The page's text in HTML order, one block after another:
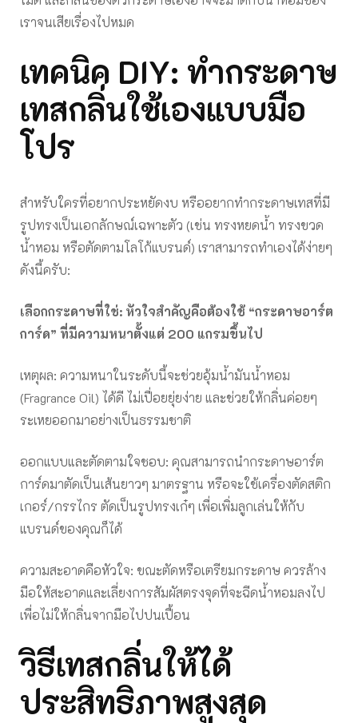
เราจนเสียเรื่องไปหมด
เทคนิค DIY: ทำกระดาษ
เทสกลิ่นใช้เองแบบมือ
โปร
สำหรับใครที่อยากประหยัดงบ หรืออยากทำกระดาษเทสที่มี
รูปทรงเป็นเอกลักษณ์เฉพาะตัว (เช่น ทรงหยดน้ำ ทรงขวด
น้ำหอม หรือตัดตามโลโก้แบรนด์) เราสามารถทำเองได้ง่ายๆ
ดังนี้ครับ:
เลือกกระดาษที่ใช่: หัวใจสำคัญคือต้องใช้ “กระดาษอาร์ต
การ์ด” ที่มีความหนาตั้งแต่ 200 แกรมขึ้นไป
เหตุผล: ความหนาในระดับนี้จะช่วยอุ้มน้ำมันน้ำหอม
(Fragrance Oil) ได้ดี ไม่เปื่อยยุ่ยง่าย และช่วยให้กลิ่นค่อยๆ
ระเหยออกมาอย่างเป็นธรรมชาติ
ออกแบบและตัดตามใจชอบ: คุณสามารถนำกระดาษอาร์ต
การ์ดมาตัดเป็นเส้นยาวๆ มาตรฐาน หรือจะใช้เครื่องตัดสติก
เกอร์/กรรไกร ตัดเป็นรูปทรงเก๋ๆ เพื่อเพิ่มลูกเล่นให้กับ
แบรนด์ของคุณก็ได้
ความสะอาดคือหัวใจ: ขณะตัดหรือเตรียมกระดาษ ควรล้าง
มือให้สะอาดและเลี่ยงการสัมผัสตรงจุดที่จะฉีดน้ำหอมลงไป
เพื่อไม่ให้กลิ่นจากมือไปปนเปื้อน
วิธีเทสกลิ่นให้ได้
ประสิทธิภาพสูงสุด